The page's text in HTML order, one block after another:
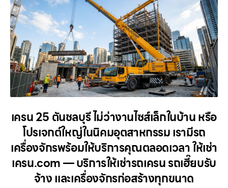
เครน 25 ตันชลบุรี ไม่ว่างานไซส์เล็กในบ้าน หรือ
โปรเจกต์ใหญ่ในนิคมอุตสาหกรรม เรามีรถ
เครื่องจักรพร้อมให้บริการคุณตลอดเวลา ให้เช่า
เครน.com — บริการให้เช่ารถเครน รถเฮี๊ยบรับ
จ้าง และเครื่องจักรก่อสร้างทุกขนาด